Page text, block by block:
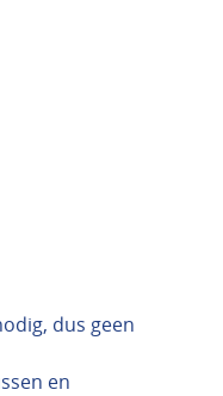
dus geen
en